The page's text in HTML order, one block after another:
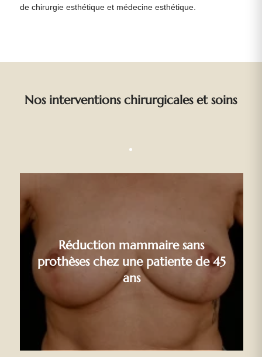
de chirurgie esthétique et médecine esthétique.
Nos interventions chirurgicales et soins
Réduction mammaire sans
prothèses chez une patiente de 45
ans